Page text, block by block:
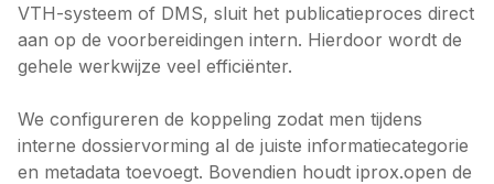
VTH-systeem of DMS, sluit het publicatieproces direct
aan op de voorbereidingen intern. Hierdoor wordt de
gehele werkwijze veel efficiënter.
We configureren de koppeling zodat men tijdens
interne dossiervorming al de juiste informatiecategorie
en metadata toevoegt. Bovendien houdt iprox.open de